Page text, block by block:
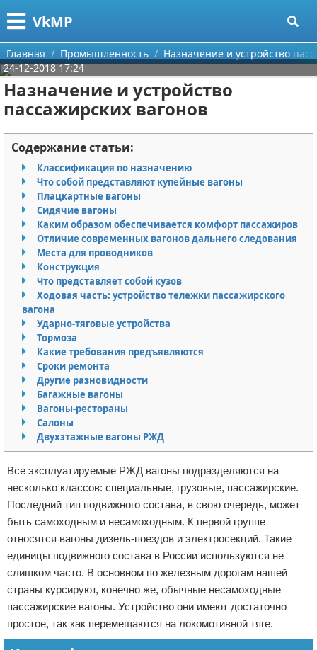
VkMP
Меню
Главная
Категории
Сельское хозяйство
Разное
Идеи бизнеса
Для руководителя
Промышленность
Международный бизнес
Продажи
Начало бизнеса
Обзоры услуг
Самосовершенствование
Деловое общение
Поиск
О проекте
Контакты
Сотрудничество
Размещение рекламы
Для правообладателей
Условия предоставления информации
Отказ от ответственности
Главная Промышленность
Назначение и устройство
24-12-2018 17:24
Назначение и устройство
пассажирских вагонов
Содержание статьи:
Классификация по назначению
Что собой представляют купейные вагоны
Плацкартные вагоны
Сидячие вагоны
Каким образом обеспечивается комфорт пассажиров
Отличие современных вагонов дальнего следования
Места для проводников
Конструкция
Что представляет собой кузов
Ходовая часть: устройство тележки пассажирского
вагона
Ударно-тяговые устройства
Тормоза
Какие требования предъявляются
Сроки ремонта
Другие разновидности
Багажные вагоны
Вагоны-рестораны
Салоны
Двухэтажные вагоны РЖД
Все эксплуатируемые РЖД вагоны подразделяются на
несколько классов: специальные, грузовые, пассажирские.
Последний тип подвижного состава, в свою очередь, может
быть самоходным и несамоходным. К первой группе
относятся вагоны дизель-поездов и электросекций. Такие
единицы подвижного состава в России используются не
слишком часто. В основном по железным дорогам нашей
страны курсируют, конечно же, обычные несамоходные
пассажирские вагоны. Устройство они имеют достаточно
простое, так как перемещаются на локомотивной тяге.